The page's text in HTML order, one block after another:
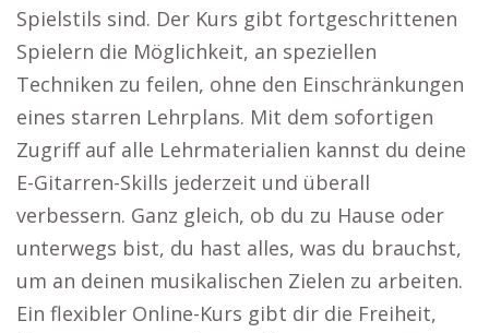
Spielstils sind. Der Kurs gibt fortgeschrittenen
Spielern die Möglichkeit, an speziellen
Techniken zu feilen, ohne den Einschränkungen
eines starren Lehrplans. Mit dem sofortigen
Zugriff auf alle Lehrmaterialien kannst du deine
E-Gitarren-Skills jederzeit und überall
verbessern. Ganz gleich, ob du zu Hause oder
unterwegs bist, du hast alles, was du brauchst,
um an deinen musikalischen Zielen zu arbeiten.
Ein flexibler Online-Kurs gibt dir die Freiheit,